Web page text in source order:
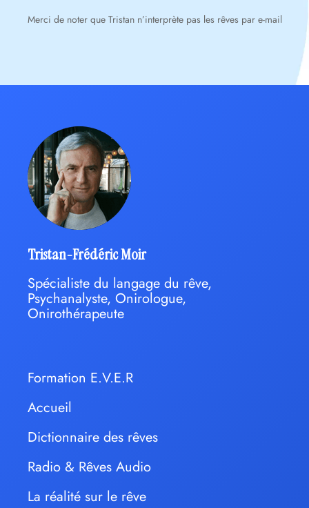
Merci de noter que Tristan n’interprète pas les rêves par e-mail
Tristan-Frédéric Moir
Spécialiste du langage du rêve,
Psychanalyste, Onirologue,
Onirothérapeute
Formation E.V.E.R
Accueil
Dictionnaire des rêves
Radio & Rêves Audio
La réalité sur le rêve